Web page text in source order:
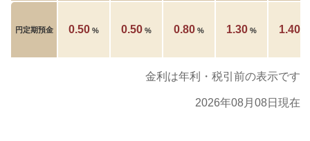
円定期預金 0.50 % 0.50 % 0.80 % 1.30 % 1.40
金利は年利・税引前の表示です
2026年08月08日現在